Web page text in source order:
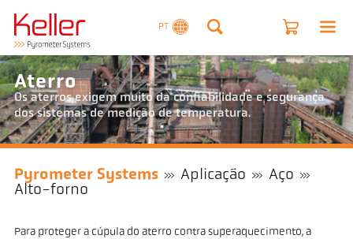
PT
Aterro
Os aterros exigem muito da confiabilidade e segurança
dos sistemas de medição de temperatura.
Pyrometer Systems Aplicação
Aço
Alto-forno
Para proteger a cúpula do aterro contra superaquecimento, a